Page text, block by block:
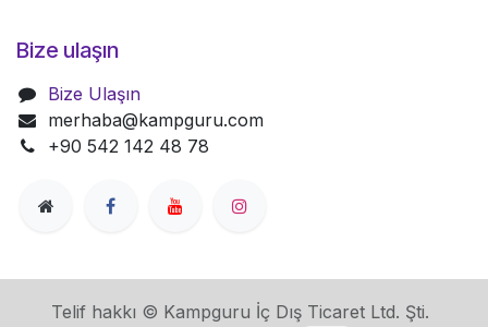
Bize ulaşın
Bize Ulaşın
merhaba@kampguru.com
+90 542 142 48 78
Telif hakkı © Kampguru İç Dış Ticaret Ltd. Şti.